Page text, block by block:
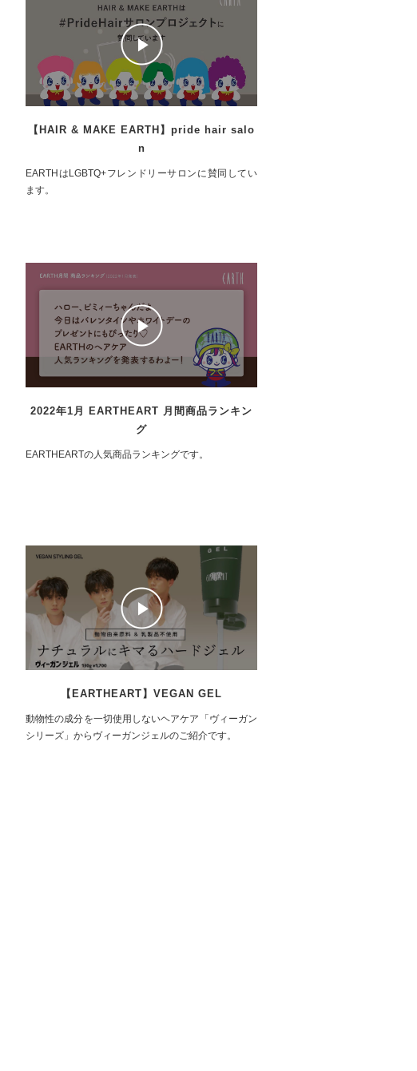
【HAIR & MAKE EARTH】pride hair salo
n
EARTHはLGBTQ+フレンドリーサロンに賛同してい
ます。
2022年1月 EARTHEART 月間商品ランキン
グ
EARTHEARTの人気商品ランキングです。
【EARTHEART】VEGAN GEL
動物性の成分を一切使用しないヘアケア「ヴィーガン
シリーズ」からヴィーガンジェルのご紹介です。